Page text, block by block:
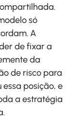
só
A
de fixar a
da
de risco para
essa posição, e
a estratégia